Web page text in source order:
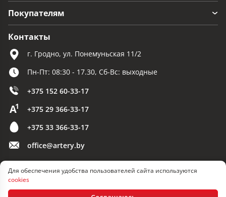
Для обеспечения удобства пользователей сайта используются
cookies
Покупателям
Контакты
г. Гродно, ул. Понемуньская 11/2
Пн-Пт: 08:30 - 17.30, Сб-Вс: выходные
+375 152 60-33-17
+375 29 366-33-17
+375 33 366-33-17
office@artery.by
Разработка сайта — SLAM
© 2026 ООО «Артерия»